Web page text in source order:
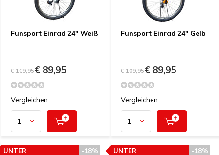
Funsport Einrad 24" Weiß
€ 109,95€ 89,95
Vergleichen
Funsport Einrad 24" Gelb
€ 109,95€ 89,95
Vergleichen
-18%
UNTER
-18%
UNTER